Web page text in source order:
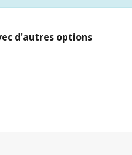
d'autres options